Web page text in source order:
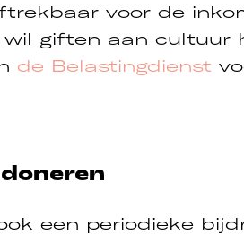
voor de
wil giften aan cultuur
de Belastingdienst
een periodieke